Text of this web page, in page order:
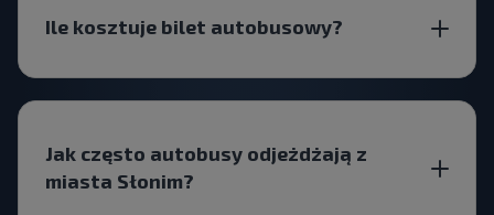
Ile kosztuje bilet autobusowy?
Jak często autobusy odjeżdżają z
miasta Słonim?